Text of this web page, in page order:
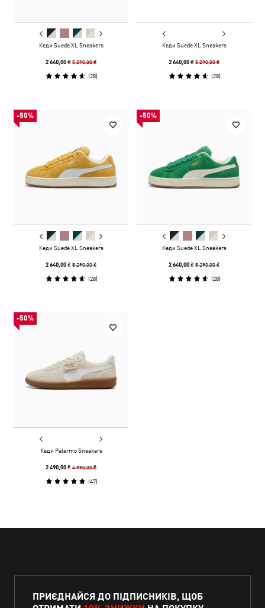
Кеди Suede XL Sneakers
2 640,00 ₴5 290,00 ₴
(28)
Кеди Suede XL Sneakers
2 640,00 ₴5 290,00 ₴
(28)
-50%
Кеди Suede XL Sneakers
2 640,00 ₴5 290,00 ₴
(28)
-50%
Кеди Suede XL Sneakers
2 640,00 ₴5 290,00 ₴
(28)
-50%
Кеди Palermo Sneakers
2 490,00 ₴4 990,00 ₴
(47)
ПРИЄДНАЙСЯ ДО ПІДПИСНИКІВ, ЩОБ